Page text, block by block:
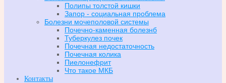
Полипы толстой кишки
Запор - социальная проблема
Болезни мочеполовой системы
Почечно-каменная болезнб
Туберкулез почек
Почечная недостаточность
Почечная колика
Пиелонефрит
Что такое МКБ
Контакты